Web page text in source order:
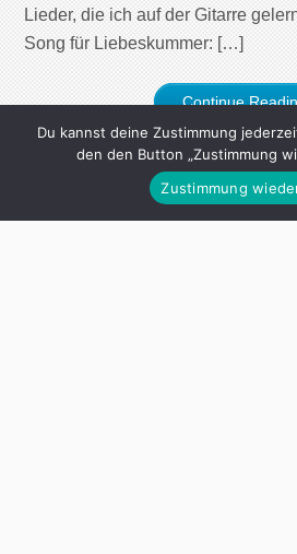
Lieder, die ich auf der Gitarre
Song für Liebeskummer: […]
Continue
Du kannst deine Zustimmung
den den Button „Zustimmung
Zustimmung